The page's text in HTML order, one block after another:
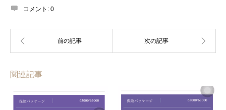
コメント: 0
関連記事